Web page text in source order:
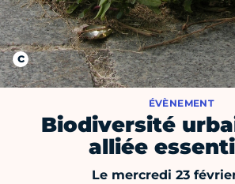
ÉVÈNEMENT
Biodiversité
alliée
Le mercredi 23